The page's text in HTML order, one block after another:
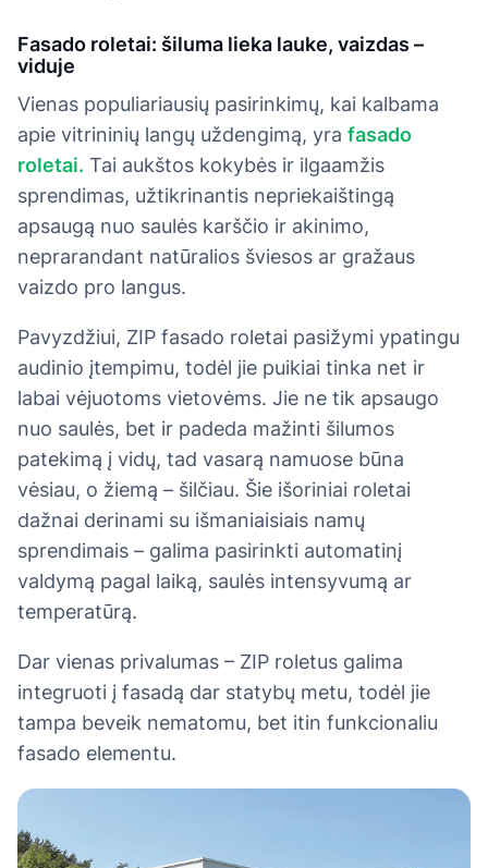
Fasado roletai: šiluma lieka lauke, vaizdas –
viduje
Vienas populiariausių pasirinkimų, kai kalbama
apie vitrininių langų uždengimą, yra fasado
roletai. Tai aukštos kokybės ir ilgaamžis
sprendimas, užtikrinantis nepriekaištingą
apsaugą nuo saulės karščio ir akinimo,
neprarandant natūralios šviesos ar gražaus
vaizdo pro langus.
Pavyzdžiui, ZIP fasado roletai pasižymi ypatingu
audinio įtempimu, todėl jie puikiai tinka net ir
labai vėjuotoms vietovėms. Jie ne tik apsaugo
nuo saulės, bet ir padeda mažinti šilumos
patekimą į vidų, tad vasarą namuose būna
vėsiau, o žiemą – šilčiau. Šie išoriniai roletai
dažnai derinami su išmaniaisiais namų
sprendimais – galima pasirinkti automatinį
valdymą pagal laiką, saulės intensyvumą ar
temperatūrą.
Dar vienas privalumas – ZIP roletus galima
integruoti į fasadą dar statybų metu, todėl jie
tampa beveik nematomu, bet itin funkcionaliu
fasado elementu.